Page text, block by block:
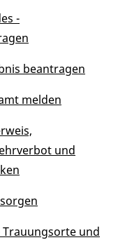
-
beantragen
melden
und
und